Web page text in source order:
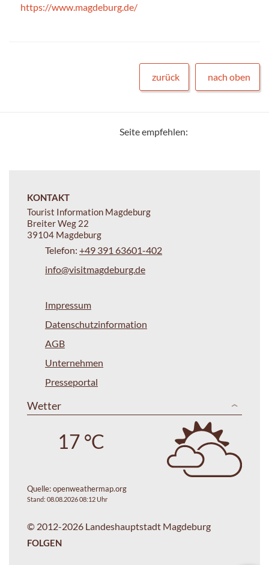
https://www.magdeburg.de/
zurück nach oben
Seite empfehlen:
KONTAKT
Tourist Information Magdeburg
Breiter Weg 22
39104 Magdeburg
Telefon: +49 391 63601-402
info@visitmagdeburg.de
Impressum
Datenschutzinformation
AGB
Unternehmen
Presseportal
Wetter
17 °C
Quelle:openweathermap.org
Stand: 08.08.2026 08:12 Uhr
© 2012-2026 Landeshauptstadt Magdeburg
FOLGEN